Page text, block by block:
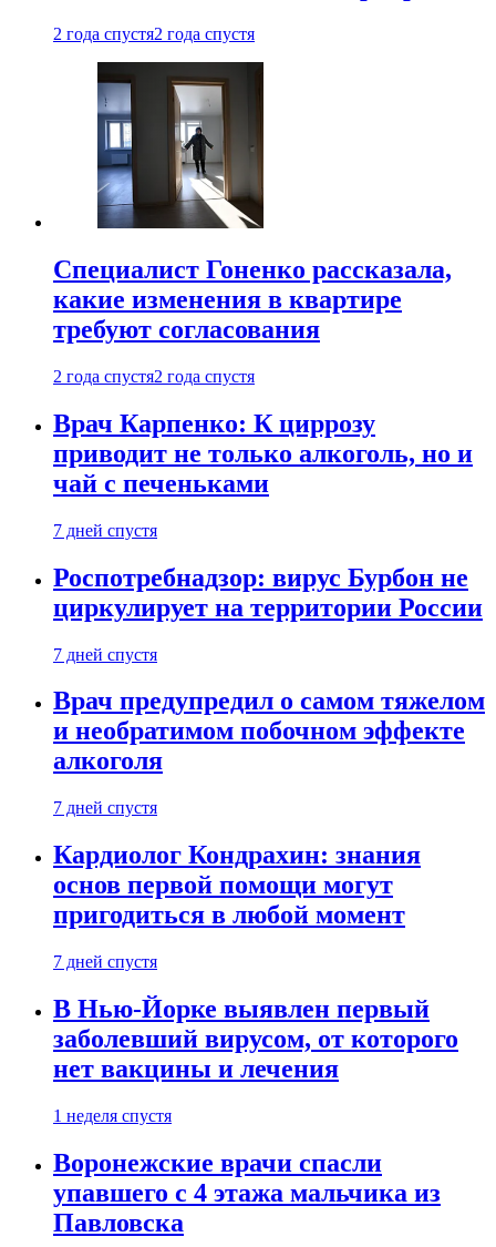
2 года спустя2 года спустя
Специалист Гоненко рассказала,
какие изменения в квартире
требуют согласования
2 года спустя2 года спустя
Врач Карпенко: К циррозу
приводит не только алкоголь, но и
чай с печеньками
7 дней спустя
Роспотребнадзор: вирус Бурбон не
циркулирует на территории России
7 дней спустя
Врач предупредил о самом тяжелом
и необратимом побочном эффекте
алкоголя
7 дней спустя
Кардиолог Кондрахин: знания
основ первой помощи могут
пригодиться в любой момент
7 дней спустя
В Нью-Йорке выявлен первый
заболевший вирусом, от которого
нет вакцины и лечения
1 неделя спустя
Воронежские врачи спасли
упавшего с 4 этажа мальчика из
Павловска